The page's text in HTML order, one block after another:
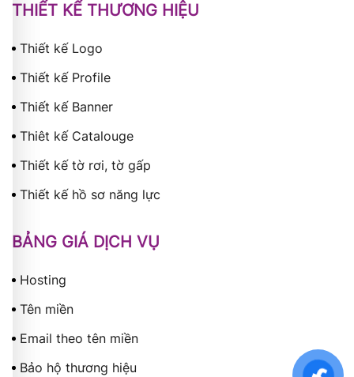
THIẾT KẾ THƯƠNG HIỆU
Thiết kế Logo
Thiết kế Profile
Thiết kế Banner
Thiêt kế Catalouge
Thiết kế tờ rơi, tờ gấp
Thiết kế hồ sơ năng lực
BẢNG GIÁ DỊCH VỤ
Hosting
Tên miền
Email theo tên miền
Bảo hộ thương hiệu